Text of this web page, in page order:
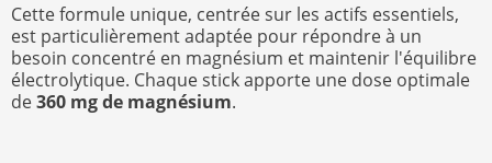
Cette formule unique, centrée sur les actifs essentiels,
est particulièrement adaptée pour répondre à un
besoin concentré en magnésium et maintenir l'équilibre
électrolytique. Chaque stick apporte une dose optimale
de360 mg de magnésium.